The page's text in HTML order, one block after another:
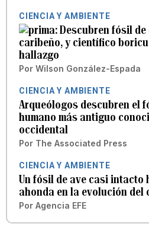
CIENCIA Y AMBIENTE
Descubren fósil
caribeño, y científico
hallazgo
Por Wilson González-Espada
CIENCIA Y AMBIENTE
Arqueólogos descubren el
humano más antiguo
occidental
Por The Associated Press
CIENCIA Y AMBIENTE
Un fósil de ave casi intacto
ahonda en la evolución del
Por Agencia EFE